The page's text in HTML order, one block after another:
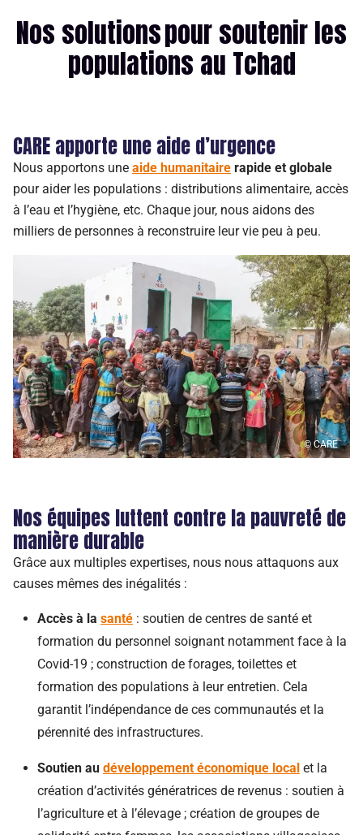
Nos solutions pour soutenir les
populations au Tchad
© CARE
CARE apporte une aide d’urgence
Nous apportons une aide humanitaire rapide et globale
pour aider les populations : distributions alimentaire, accès
à l’eau et l’hygiène, etc. Chaque jour, nous aidons des
milliers de personnes à reconstruire leur vie peu à peu.
Nos équipes luttent contre la pauvreté de
manière durable
Grâce aux multiples expertises, nous nous attaquons aux
causes mêmes des inégalités :
Accès à la santé : soutien de centres de santé et
formation du personnel soignant notamment face à la
Covid-19 ; construction de forages, toilettes et
formation des populations à leur entretien. Cela
garantit l’indépendance de ces communautés et la
pérennité des infrastructures.
Soutien au développement économique local et la
création d’activités génératrices de revenus : soutien à
l’agriculture et à l’élevage ; création de groupes de